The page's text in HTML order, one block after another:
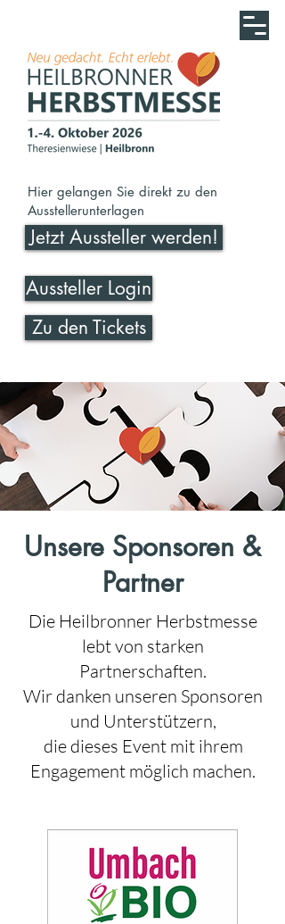
Jetzt Aussteller werden!
Hier gelangen Sie direkt zu den
Ausstellerunterlagen
Zu den Tickets
Aussteller Login
Unsere Sponsoren &
Partner
Die Heilbronner Herbstmesse
lebt von starken
Partnerschaften.
Wir danken unseren Sponsoren
und Unterstützern,
die dieses Event mit ihrem
Engagement möglich machen.